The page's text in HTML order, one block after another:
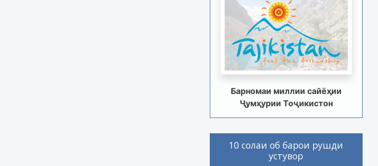
Барномаи миллии сайёҳии
Ҷумҳурии Тоҷикистон
10 солаи об барои рушди
устувор